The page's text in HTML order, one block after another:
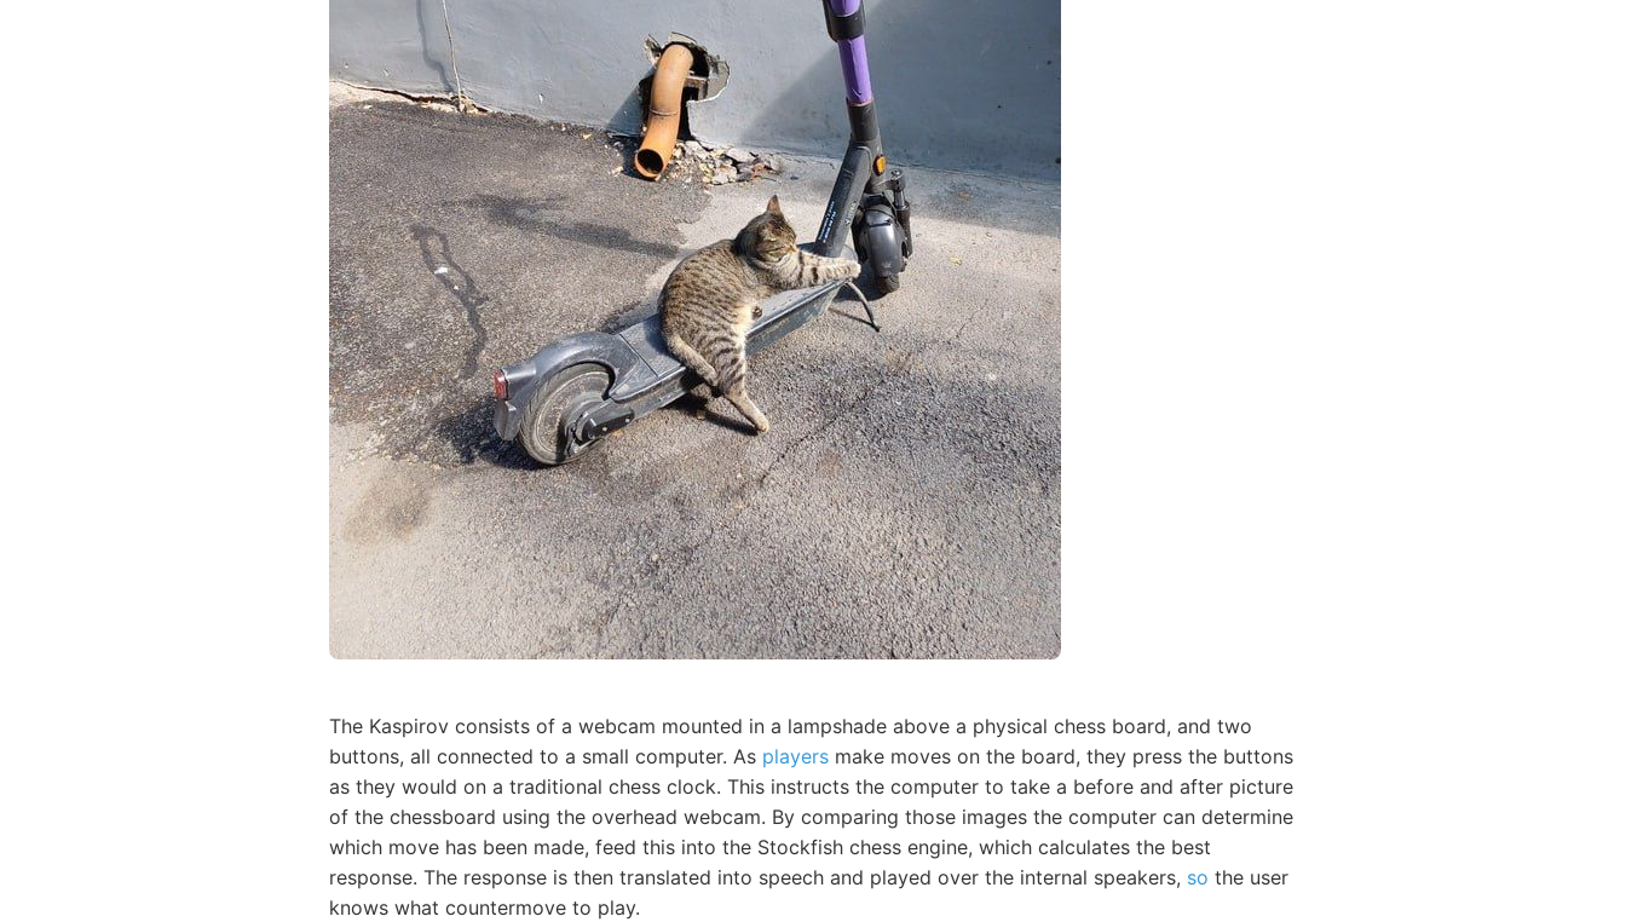
The Kaspirov consists of a webcam mounted in a lampshade above a physical chess board, and two
buttons, all connected to a small computer. As players make moves on the board, they press the buttons
as they would on a traditional chess clock. This instructs the computer to take a before and after picture
of the chessboard using the overhead webcam. By comparing those images the computer can determine
which move has been made, feed this into the Stockfish chess engine, which calculates the best
response. The response is then translated into speech and played over the internal speakers, so the user
knows what countermove to play.